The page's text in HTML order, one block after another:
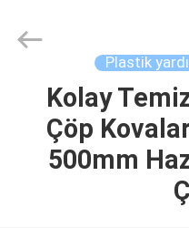
ÜRÜN:%
TRADE
CO.,LTD..
Plastik
Kolay
Çöp
500mm